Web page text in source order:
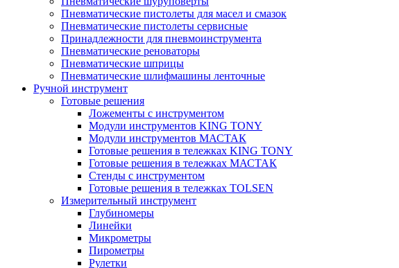
Пневматические пистолеты для масел и смазок
Пневматические пистолеты сервисные
Принадлежности для пневмоинструмента
Пневматические реноваторы
Пневматические шприцы
Пневматические шлифмашины ленточные
Ручной инструмент
Готовые решения
Ложементы с инструментом
Модули инструментов KING TONY
Модули инструментов МАСТАК
Готовые решения в тележках KING TONY
Готовые решения в тележках МАСТАК
Стенды с инструментом
Готовые решения в тележках TOLSEN
Измерительный инструмент
Глубиномеры
Линейки
Микрометры
Пирометры
Рулетки